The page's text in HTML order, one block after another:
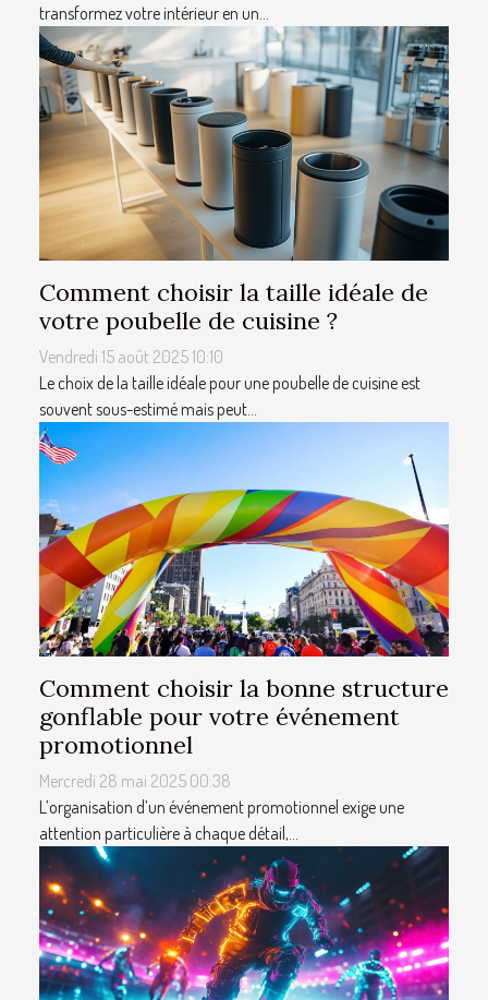
transformez votre intérieur en un...
Comment choisir la taille idéale de
votre poubelle de cuisine ?
Vendredi 15 août 2025 10:10
Le choix de la taille idéale pour une poubelle de cuisine est
souvent sous-estimé mais peut...
Comment choisir la bonne structure
gonflable pour votre événement
promotionnel
Mercredi 28 mai 2025 00:38
L’organisation d’un événement promotionnel exige une
attention particulière à chaque détail,...